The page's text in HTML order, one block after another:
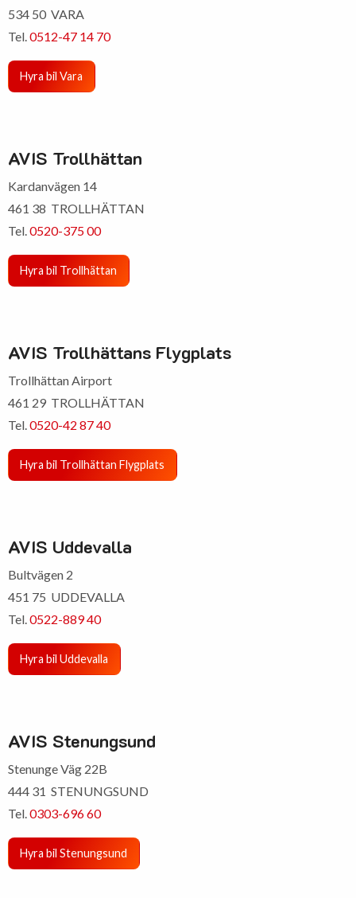
534 50 VARA
Tel. 0512-47 14 70
Hyra bil Vara
AVIS Trollhättan
Kardanvägen 14
461 38 TROLLHÄTTAN
Tel. 0520-375 00
Hyra bil Trollhättan
AVIS Trollhättans Flygplats
Trollhättan Airport
461 29 TROLLHÄTTAN
Tel.0520-42 87 40
Hyra bil Trollhättan Flygplats
AVIS Uddevalla
Bultvägen 2
451 75 UDDEVALLA
Tel.0522-889 40
Hyra bil Uddevalla
AVIS Stenungsund
Stenunge Väg 22B
444 31 STENUNGSUND
Tel.0303-696 60
Hyra bil Stenungsund